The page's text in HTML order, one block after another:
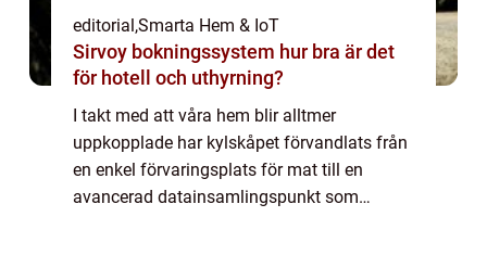
editorial,Smarta Hem & IoT
Sirvoy bokningssystem hur bra är det
för hotell och uthyrning?
I takt med att våra hem blir alltmer
uppkopplade har kylskåpet förvandlats från
en enkel förvaringsplats för mat till en
avancerad datainsamlingspunkt som